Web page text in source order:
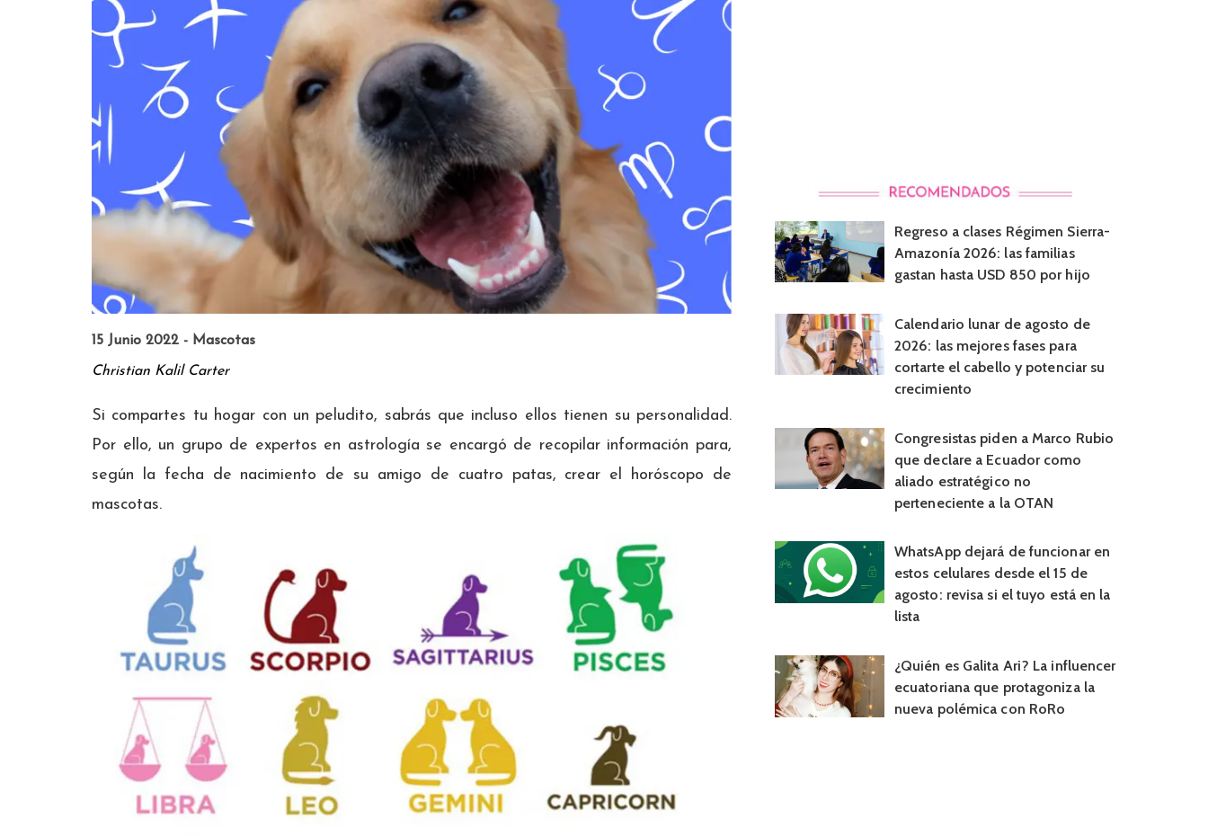
15 Junio 2022 - Mascotas
Christian Kalil Carter
Si compartes tu hogar con un peludito, sabrás que incluso ellos tienen su personalidad.
Por ello, un grupo de expertos en astrología se encargó de recopilar información para,
según la fecha de nacimiento de su amigo de cuatro patas, crear el horóscopo de
mascotas.
Regreso a clases Régimen Sierra-
Amazonía 2026: las familias
gastan hasta USD 850 por hijo
Calendario lunar de agosto de
2026: las mejores fases para
cortarte el cabello y potenciar su
crecimiento
Congresistas piden a Marco Rubio
que declare a Ecuador como
aliado estratégico no
perteneciente a la OTAN
WhatsApp dejará de funcionar en
estos celulares desde el 15 de
agosto: revisa si el tuyo está en la
lista
¿Quién es Galita Ari? La influencer
ecuatoriana que protagoniza la
nueva polémica con RoRo